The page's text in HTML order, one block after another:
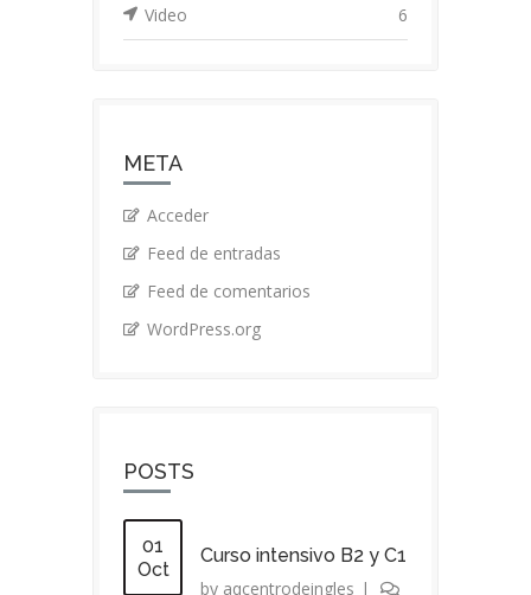
Video 6
META
Acceder
Feed de entradas
Feed de comentarios
WordPress.org
POSTS
01
Oct
Curso intensivo B2 y C1
by aqcentrodeingles |